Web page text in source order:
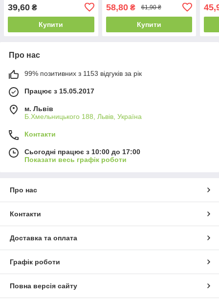
39,60 ₴
Купити
58,80₴ 61,90 ₴
Купити
Про нас
99% позитивних з 1153 відгуків за рік
Працює з 15.05.2017
м. Львів
Б.Хмельницького 188, Львів, Україна
Контакти
Сьогодні працює з 10:00 до 17:00
Показати весь графік роботи
Про нас
Контакти
Доставка та оплата
Графік роботи
Повна версія сайту